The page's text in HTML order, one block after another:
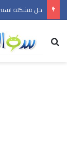
حل مشكلة
بحث عن